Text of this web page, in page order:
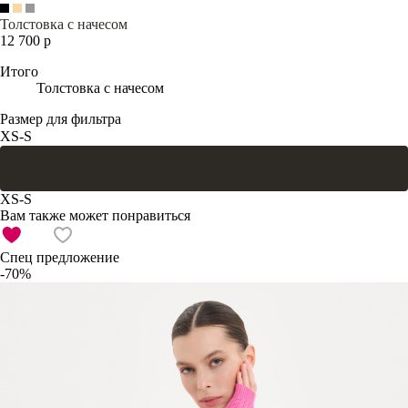
Толстовка с начесом
12 700 р
Итого
Толстовка с начесом
Размер для фильтра
XS-S
XS-S
Вам также может понравиться
Спец предложение
-70%